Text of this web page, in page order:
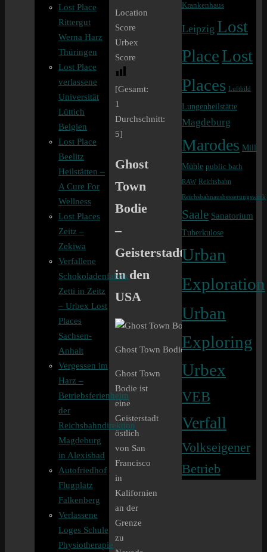
Location
Score
Urbex
Score
[Gesamt:
1
Durchschnitt:
5]
Ghost
Town
Bodie
–
Geisterstadt
in den
USA
Ghost Town Bodie
Ghost Town
Bodie ist
eine
Geisterstadt
östlich
von San
Francisco
in
Kalifornien
an der
Grenze
zu
Lost Place
Rittergut
Werna Harz
Thüringen
Lost Place
verlassene
Universität
Lüttich
Belgien
Lost Place
Beelitz
Heilstätten –
A Cure For
Wellness
Lost Places
Zeitz –
Zekiwa
Verfallene
Schokoladenfabrik
Zetti in Zeitz
– Urbex Lost
Places
Sachsen-
Anhalt
Vergessen im
Harz –
Betriebsferienheim
der
Reichsbahndirektion
Magdeburg
in Alexisbad
Autofriedhof
Flugplatz
Falkenberg
Verlassene
Loges Schule
Physiotherapie
Krankenhaus
Leipzig Lost
PlaceLost
Places Luftbild
Lungenheilstätte
Magdeburg
Marodes Mill
Mühle public bath
RAW Reichsbahn
Reichsbahnausbesserungswerk
Saale Sanatorium
Tuberkulose
Urban
Exploration
Urban
Exploring
Urbex
VEB
Verfall
Volkseigener
Betrieb